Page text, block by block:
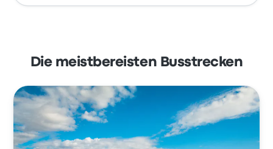
Die meistbereisten Busstrecken